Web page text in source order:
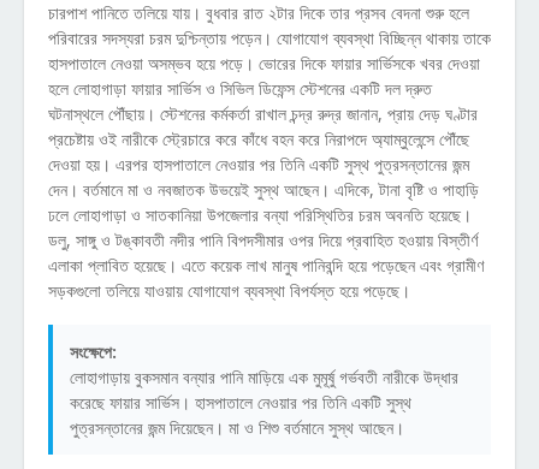
চারপাশ পানিতে তলিয়ে যায়। বুধবার রাত ২টার দিকে তার প্রসব বেদনা শুরু হলে
পরিবারের সদস্যরা চরম দুশ্চিন্তায় পড়েন। যোগাযোগ ব্যবস্থা বিচ্ছিন্ন থাকায় তাকে
হাসপাতালে নেওয়া অসম্ভব হয়ে পড়ে। ভোরের দিকে ফায়ার সার্ভিসকে খবর দেওয়া
হলে লোহাগাড়া ফায়ার সার্ভিস ও সিভিল ডিফেন্স স্টেশনের একটি দল দ্রুত
ঘটনাস্থলে পৌঁছায়। স্টেশনের কর্মকর্তা রাখাল চন্দ্র রুদ্র জানান, প্রায় দেড় ঘণ্টার
প্রচেষ্টায় ওই নারীকে স্ট্রেচারে করে কাঁধে বহন করে নিরাপদে অ্যাম্বুলেন্সে পৌঁছে
দেওয়া হয়। এরপর হাসপাতালে নেওয়ার পর তিনি একটি সুস্থ পুত্রসন্তানের জন্ম
দেন। বর্তমানে মা ও নবজাতক উভয়েই সুস্থ আছেন। এদিকে, টানা বৃষ্টি ও পাহাড়ি
ঢলে লোহাগাড়া ও সাতকানিয়া উপজেলার বন্যা পরিস্থিতির চরম অবনতি হয়েছে।
ডলু, সাঙ্গু ও টঙ্কাবতী নদীর পানি বিপদসীমার ওপর দিয়ে প্রবাহিত হওয়ায় বিস্তীর্ণ
এলাকা প্লাবিত হয়েছে। এতে কয়েক লাখ মানুষ পানিবন্দি হয়ে পড়েছেন এবং গ্রামীণ
সড়কগুলো তলিয়ে যাওয়ায় যোগাযোগ ব্যবস্থা বিপর্যস্ত হয়ে পড়েছে।
সংক্ষেপে:
লোহাগাড়ায় বুকসমান বন্যার পানি মাড়িয়ে এক মুমূর্ষু গর্ভবতী নারীকে উদ্ধার
করেছে ফায়ার সার্ভিস। হাসপাতালে নেওয়ার পর তিনি একটি সুস্থ
পুত্রসন্তানের জন্ম দিয়েছেন। মা ও শিশু বর্তমানে সুস্থ আছেন।